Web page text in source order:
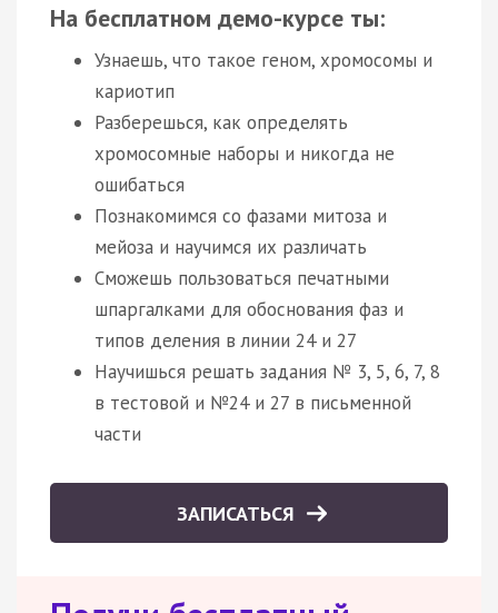
На бесплатном демо-курсе ты:
Узнаешь, что такое геном, хромосомы и
кариотип
Разберешься, как определять
хромосомные наборы и никогда не
ошибаться
Познакомимся со фазами митоза и
мейоза и научимся их различать
Сможешь пользоваться печатными
шпаргалками для обоснования фаз и
типов деления в линии 24 и 27
Научишься решать задания № 3, 5, 6, 7, 8
в тестовой и №24 и 27 в письменной
части
ЗАПИСАТЬСЯ